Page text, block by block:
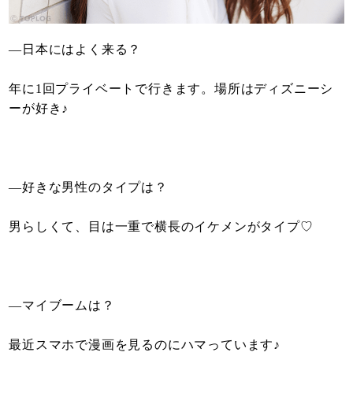
—日本にはよく来る？
年に1回プライベートで行きます。場所はディズニーシ
ーが好き♪
—好きな男性のタイプは？
男らしくて、目は一重で横長のイケメンがタイプ♡
—マイブームは？
最近スマホで漫画を見るのにハマっています♪